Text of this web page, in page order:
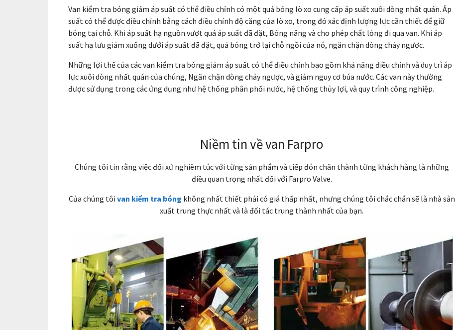
Van kiểm tra bóng giảm áp suất có thể điều chỉnh có một quả bóng lò xo cung cấp áp suất xuôi dòng nhất quán. Áp
suất có thể được điều chỉnh bằng cách điều chỉnh độ căng của lò xo, trong đó xác định lượng lực cần thiết để giữ
bóng tại chỗ. Khi áp suất hạ nguồn vượt quá áp suất đã đặt, Bóng nâng và cho phép chất lỏng đi qua van. Khi áp
suất hạ lưu giảm xuống dưới áp suất đã đặt, quả bóng trở lại chỗ ngồi của nó, ngăn chặn dòng chảy ngược.
Những lợi thế của các van kiểm tra bóng giảm áp suất có thể điều chỉnh bao gồm khả năng điều chỉnh và duy trì áp
lực xuôi dòng nhất quán của chúng, Ngăn chặn dòng chảy ngược, và giảm nguy cơ búa nước. Các van này thường
được sử dụng trong các ứng dụng như hệ thống phân phối nước, hệ thống thủy lợi, và quy trình công nghiệp.
Niềm tin về van Farpro
Chúng tôi tin rằng việc đối xử nghiêm túc với từng sản phẩm và tiếp đón chân thành từng khách hàng là những
điều quan trọng nhất đối với Farpro Valve.
Của chúng tôi van kiểm tra bóng không nhất thiết phải có giá thấp nhất, nhưng chúng tôi chắc chắn sẽ là nhà sản
xuất trung thực nhất và là đối tác trung thành nhất của bạn.